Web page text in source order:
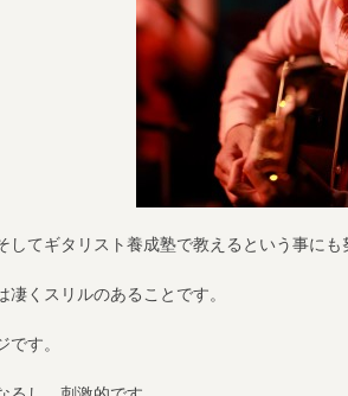
してギタリスト養成塾で教えるという事にも
凄くスリルのあることです。
です。